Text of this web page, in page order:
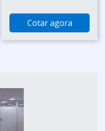
Cotar agora